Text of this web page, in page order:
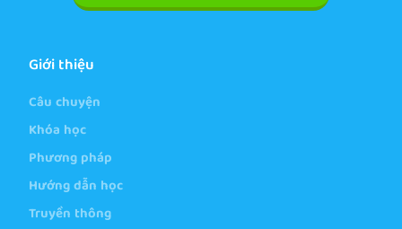
Giới thiệu
Câu chuyện
Khóa học
Phương pháp
Hướng dẫn học
Truyền thông